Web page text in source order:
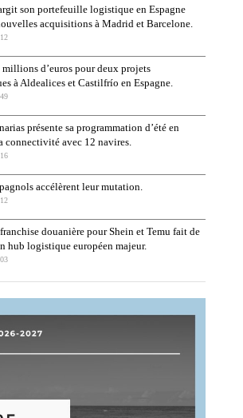
son portefeuille logistique en Espagne
acquisitions à Madrid et Barcelone.
d’euros pour deux projets
à Aldealices et Castilfrío en Espagne.
présente sa programmation d’été en
connectivité avec 12 navires.
accélèrent leur mutation.
douanière pour Shein et Temu fait de
hub logistique européen majeur.